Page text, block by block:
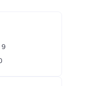
9